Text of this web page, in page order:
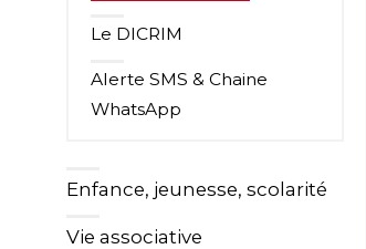
Le DICRIM
Alerte SMS & Chaine
WhatsApp
Enfance, jeunesse, scolarité
Vie associative